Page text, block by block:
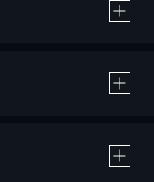
作品の購入 / レンタルです。